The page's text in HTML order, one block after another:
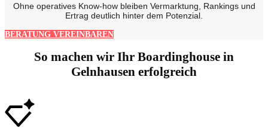
Ohne operatives Know-how bleiben Vermarktung, Rankings und
Ertrag deutlich hinter dem Potenzial.
BERATUNG VEREINBAREN
So machen wir Ihr Boardinghouse in
Gelnhausen erfolgreich